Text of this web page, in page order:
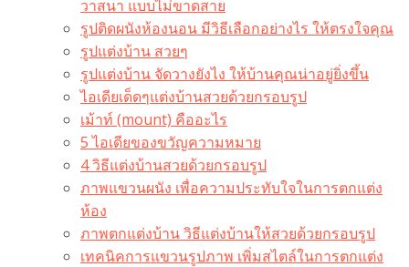
วาสนา แบบไม่ขาดสาย
รูปติดผนังห้องนอน มีวิธีเลือกอย่างไร ให้ตรงใจคุณ
รูปแต่งบ้าน สวยๆ
รูปแต่งบ้าน จัดวางยังไง ให้บ้านคุณน่าอยู่ยิ่งขึ้น
ไอเดียเด็ดๆแต่งบ้านสวยด้วยกรอบรูป
เม้าท์ (mount) คืออะไร​
5 ไอเดียของขวัญความหมาย
4 วิธีแต่งบ้านสวยด้วยกรอบรูป
ภาพแขวนผนัง เพื่อความประทับใจในการตกแต่ง
ห้อง
ภาพตกแต่งบ้าน วิธีแต่งบ้านให้สวยด้วยกรอบรูป
เทคนิคการแขวนรูปภาพ เพิ่มสไตล์ในการตกแต่ง